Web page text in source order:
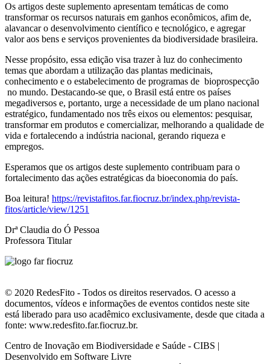
Os artigos deste suplemento apresentam temáticas de como
transformar os recursos naturais em ganhos econômicos, afim de,
alavancar o desenvolvimento científico e tecnológico, e agregar
valor aos bens e serviços provenientes da biodiversidade brasileira.
Nesse propósito, essa edição visa trazer à luz do conhecimento
temas que abordam a utilização das plantas medicinais,
conhecimento e o estabelecimento de programas de bioprospecção
no mundo. Destacando-se que, o Brasil está entre os países
megadiversos e, portanto, urge a necessidade de um plano nacional
estratégico, fundamentado nos três eixos ou elementos: pesquisar,
transformar em produtos e comercializar, melhorando a qualidade de
vida e fortalecendo a indústria nacional, gerando riqueza e
empregos.
Esperamos que os artigos deste suplemento contribuam para o
fortalecimento das ações estratégicas da bioeconomia do país.
Boa leitura! https://revistafitos.far.fiocruz.br/index.php/revista-
fitos/article/view/1251
Drª Claudia do Ó Pessoa
Professora Titular
© 2020 RedesFito - Todos os direitos reservados. O acesso a
documentos, vídeos e informações de eventos contidos neste site
está liberado para uso acadêmico exclusivamente, desde que citada a
fonte: www.redesfito.far.fiocruz.br.
Centro de Inovação em Biodiversidade e Saúde - CIBS |
Desenvolvido em Software Livre